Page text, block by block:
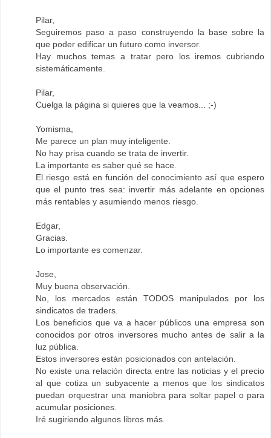
Pilar,
Seguiremos paso a paso construyendo la base sobre la
que poder edificar un futuro como inversor.
Hay muchos temas a tratar pero los iremos cubriendo
sistemáticamente.
Pilar,
Cuelga la página si quieres que la veamos... ;-)
Yomisma,
Me parece un plan muy inteligente.
No hay prisa cuando se trata de invertir.
La importante es saber qué se hace.
El riesgo está en función del conocimiento así que espero
que el punto tres sea: invertir más adelante en opciones
más rentables y asumiendo menos riesgo.
Edgar,
Gracias.
Lo importante es comenzar.
Jose,
Muy buena observación.
No, los mercados están TODOS manipulados por los
sindicatos de traders.
Los beneficios que va a hacer públicos una empresa son
conocidos por otros inversores mucho antes de salir a la
luz pública.
Estos inversores están posicionados con antelación.
No existe una relación directa entre las noticias y el precio
al que cotiza un subyacente a menos que los sindicatos
puedan orquestrar una maniobra para soltar papel o para
acumular posiciones.
Iré sugiriendo algunos libros más.